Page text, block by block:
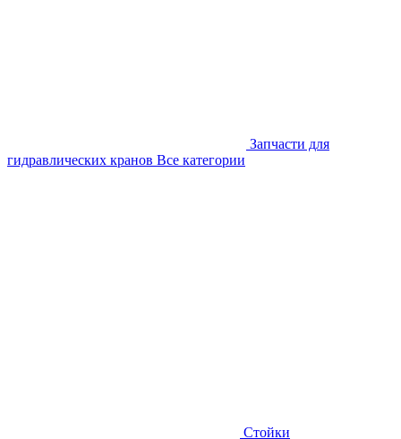
Запчасти для
гидравлических кранов Все категории
Стойки